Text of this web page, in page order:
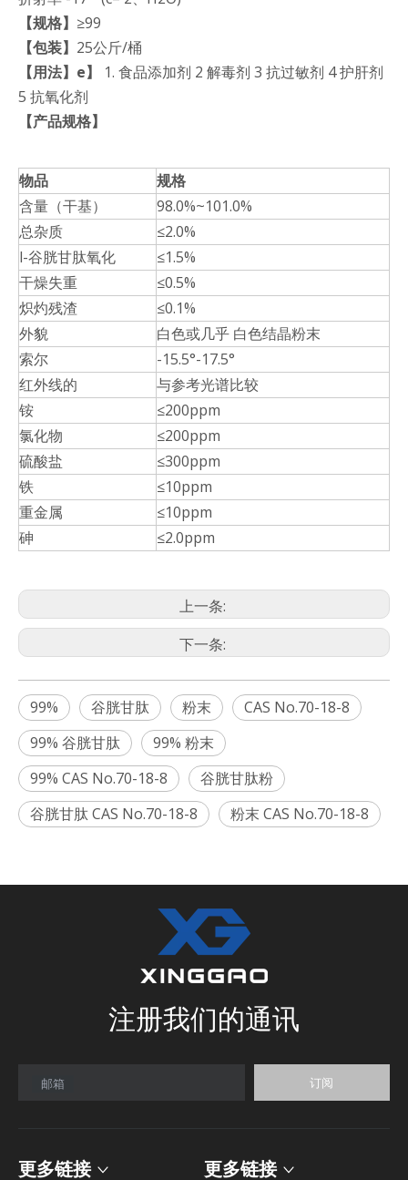
【规格】 ≥99
【包装】 25公斤/桶
【用法】 e】
1. 食品添加剂 2 解毒剂 3 抗过敏剂 4 护肝剂
5 抗氧化剂
【产品规格】
物品
规格
含量（干基）
98.0%~101.0%
总杂质
≤2.0%
l-谷胱甘肽氧化
≤1.5%
干燥失重
≤0.5%
炽灼残渣
≤0.1%
外貌
白色或几乎 白色结晶粉末
索尔
-15.5°-17.5°
红外线的
与参考光谱比较
铵
≤200ppm
氯化物
≤200ppm
硫酸盐
≤300ppm
铁
≤10ppm
重金属
≤10ppm
砷
≤2.0ppm
上一条:
下一条:
99% 谷胱甘肽 粉末
CAS No.70-18-8
99% 谷胱甘肽
99% 粉末
99% CAS No.70-18-8
谷胱甘肽粉
谷胱甘肽 CAS No.70-18-8
粉末 CAS No.70-18-8
注册我们的通讯
邮箱 订阅
更多链接 更多链接